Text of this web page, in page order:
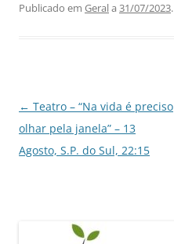
Publicado em Gerala 31/07/2023.
Navegação
de
artigos
← Teatro – “Na vida é preciso
olhar pela janela” – 13
Agosto, S.P. do Sul, 22:15